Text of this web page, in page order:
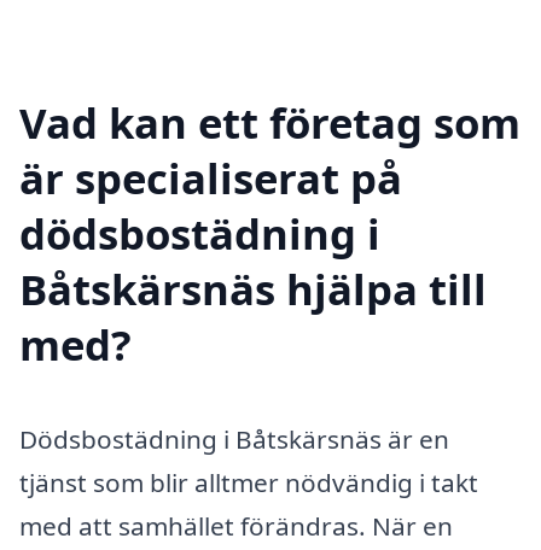
Vad kan ett företag som
är specialiserat på
dödsbostädning i
Båtskärsnäs hjälpa till
med?
Dödsbostädning i Båtskärsnäs är en
tjänst som blir alltmer nödvändig i takt
med att samhället förändras. När en